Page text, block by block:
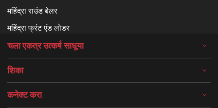
महिंद्रा राउंड बेलर
महिंद्रा फ्रंट एंड लोडर
चला एकत्र उत्कर्ष साधूया
शिका
कनेक्ट करा